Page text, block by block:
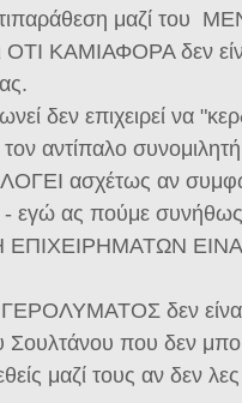
μαζί του
ΟΤΙ ΚΑΜΙΑΦΟΡΑ δεν
δεν επιχειρεί να
αντίπαλο
ασχέτως αν
- εγώ ας πούμε
ΕΠΙΧΕΙΡΗΜΑΤΩΝ
δεν
Σουλτάνου που δεν
μαζί τους αν δεν